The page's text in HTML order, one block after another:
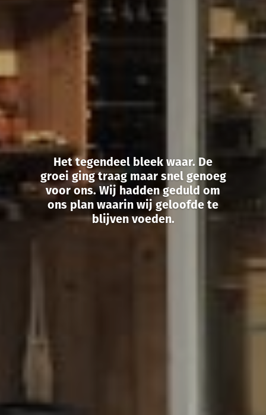
Het tegendeel bleek waar. De
groei ging traag maar snel genoeg
voor ons. Wij hadden geduld om
ons plan waarin wij geloofde te
blijven voeden.